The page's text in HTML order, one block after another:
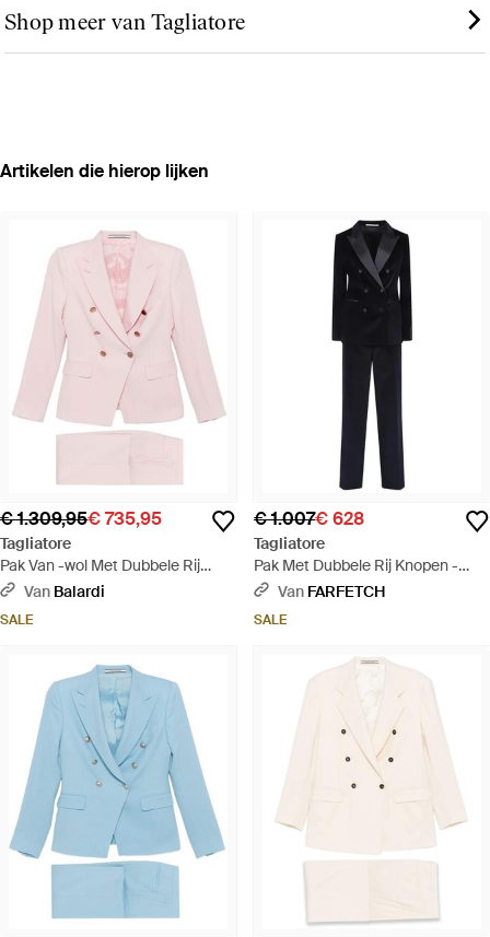
Shop meer van Tagliatore
Artikelen die hierop lijken
€ 1.309,95€ 735,95
Tagliatore
Pak Van -wol Met Dubbele Rij
Knopen - Roze
Van Balardi
SALE
€ 1.007€ 628
Tagliatore
Pak Met Dubbele Rij Knopen -
Zwart
Van FARFETCH
SALE